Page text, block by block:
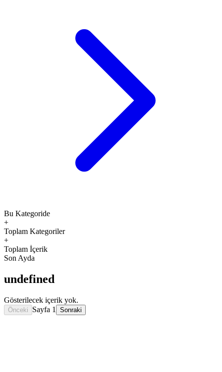
Bu Kategoride
+
Toplam Kategoriler
+
Toplam İçerik
Son Ayda
undefined
Gösterilecek içerik yok.
Önceki Sayfa 1 Sonraki